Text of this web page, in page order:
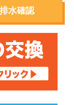
排水確認